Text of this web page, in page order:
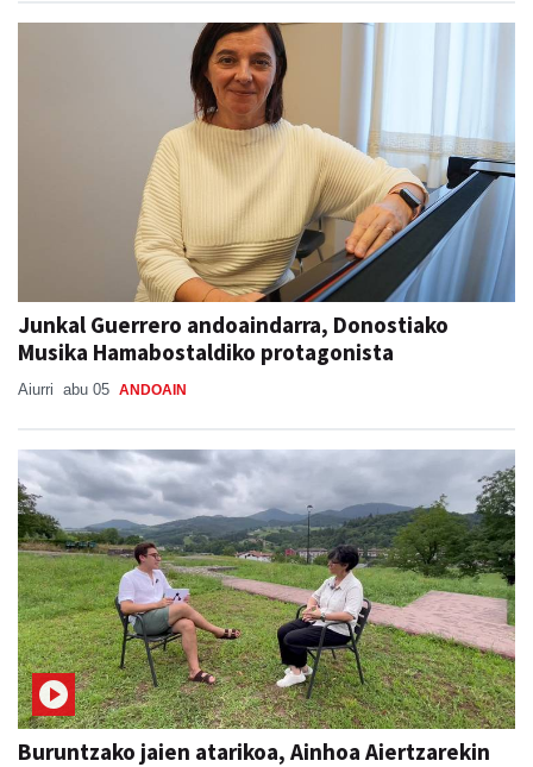
Junkal Guerrero andoaindarra, Donostiako
Musika Hamabostaldiko protagonista
Aiurri abu 05 ANDOAIN
Buruntzako jaien atarikoa, Ainhoa Aiertzarekin